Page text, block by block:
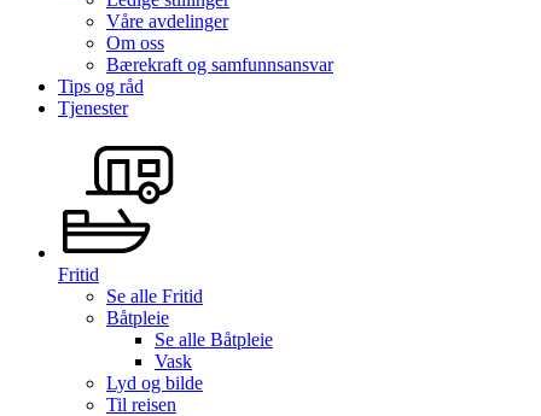
Våre avdelinger
Om oss
Bærekraft og samfunnsansvar
Tips og råd
Tjenester
Fritid
Se alle Fritid
Båtpleie
Se alle Båtpleie
Vask
Lyd og bilde
Til reisen